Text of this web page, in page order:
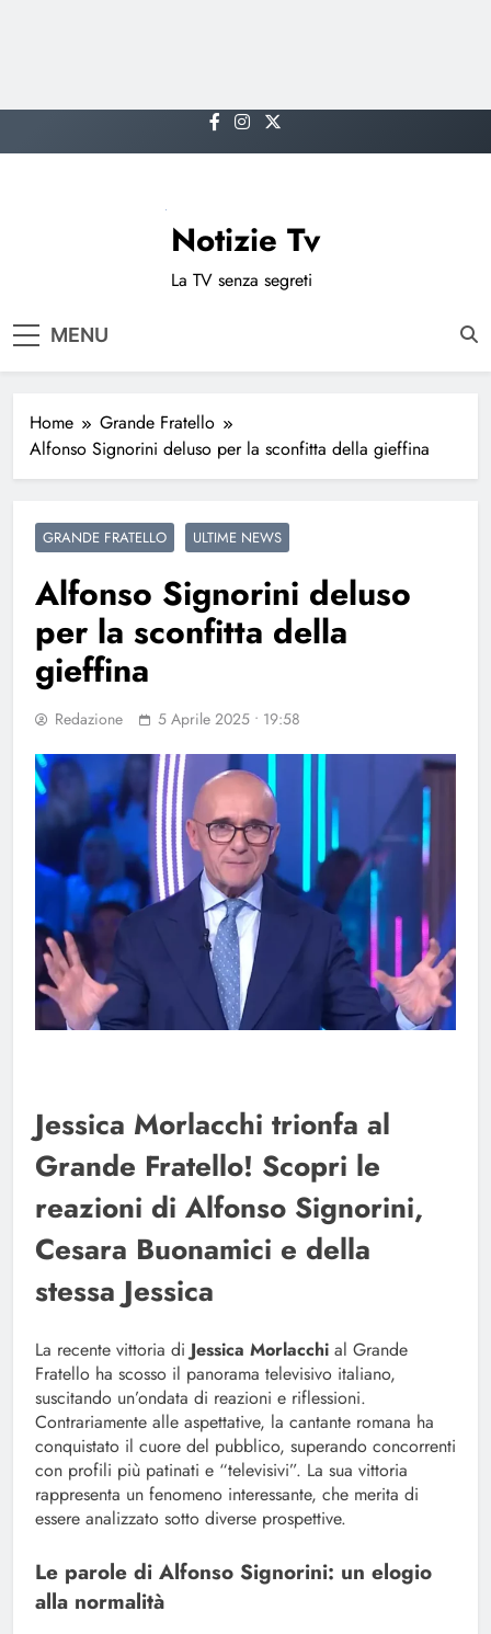
to
Notizie Tv
La TV senza segreti
MENU
Home
Grande Fratello
Alfonso Signorini deluso per la sconfitta della gieffina
GRANDE FRATELLO ULTIME NEWS
Alfonso Signorini deluso
per la sconfitta della
gieffina
Redazione 5 Aprile 2025 • 19:58
Jessica Morlacchi trionfa al
Grande Fratello! Scopri le
reazioni di Alfonso Signorini,
Cesara Buonamici e della
stessa Jessica
La recente vittoria di Jessica Morlacchi al Grande
Fratello ha scosso il panorama televisivo italiano,
suscitando un’ondata di reazioni e riflessioni.
Contrariamente alle aspettative, la cantante romana ha
conquistato il cuore del pubblico, superando concorrenti
con profili più patinati e “televisivi”. La sua vittoria
rappresenta un fenomeno interessante, che merita di
essere analizzato sotto diverse prospettive.
Le parole di Alfonso Signorini: un elogio
alla normalità